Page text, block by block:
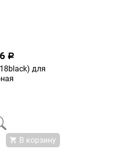
a
для
В корзину